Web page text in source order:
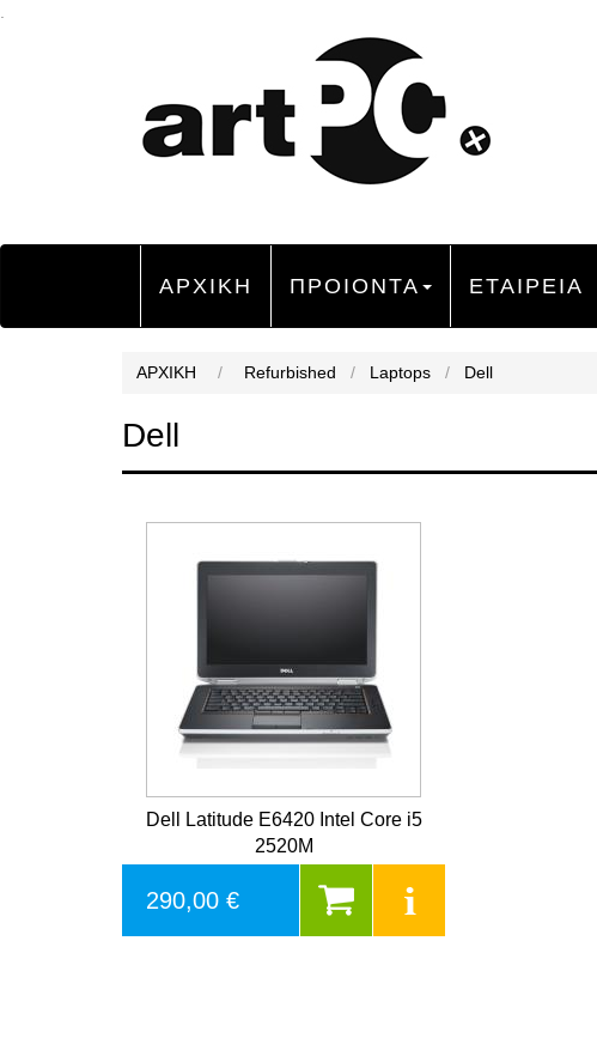
ΑΡΧΙΚΗ ΠΡΟΙΟΝΤΑ ΕΤΑΙΡΕΙΑ
ΑΡΧΙΚΗ / Refurbished / Laptops / Dell
Dell
Dell Latitude E6420 Intel Core i5
2520M
290,00 €